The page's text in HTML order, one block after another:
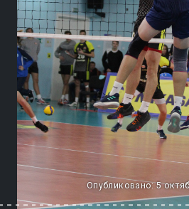
Опубликовано: 5